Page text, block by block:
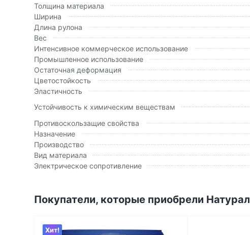
Толщина материала
Ширина
Длина рулона
Вес
Интенсивное коммерческое использование
Промышленное использование
Остаточная деформация
Цветостойкость
Эластичность
Устойчивость к химическим веществам
Противоскользащие свойства
Назначение
Производство
Вид материала
Электрическое сопротивление
Покупатели, которые приобрели
Хит!